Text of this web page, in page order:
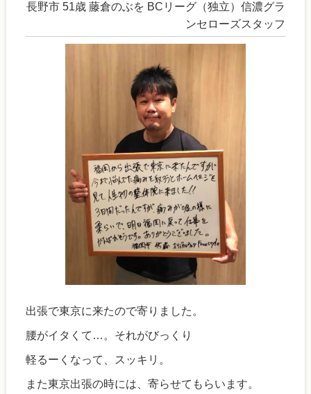
長野市 51歳 藤倉のぶを BCリーグ（独立）信濃グラ
ンセローズスタッフ
出張で東京に来たので寄りました。
腰がイタくて…。それがびっくり
軽るーくなって、スッキリ。
また東京出張の時には、寄らせてもらいます。